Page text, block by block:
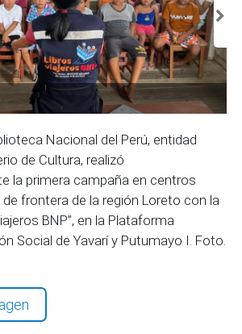
Nacional del Perú, entidad
de Cultura, realizó
la primera campaña en centros
frontera de la región Loreto con la
BNP”, en la Plataforma
Social de Yavarí y Putumayo I. Foto.